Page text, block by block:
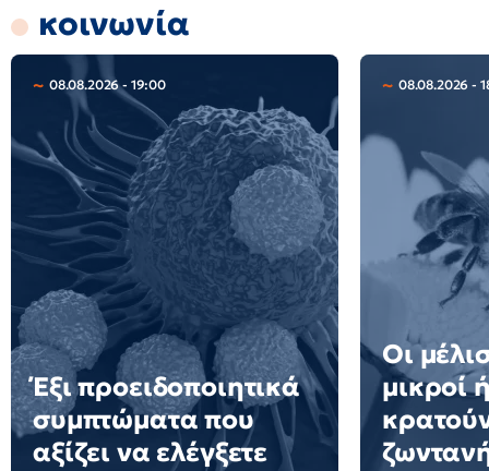
κοινωνία
08.08.2026 - 19:00
Έξι προειδοποιητικά
συμπτώματα που
αξίζει να ελέγξετε
08.08.2026 -
Οι
μικροί